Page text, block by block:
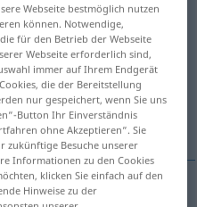
anklicken/antippen)
Webseite bestmöglich nutzen
können. Notwendige,
für den Betrieb der Webseite
Webseite erforderlich sind,
immer auf Ihrem Endgerät
die der Bereitstellung
nur gespeichert, wenn Sie uns
Button Ihr Einverständnis
ohne Akzeptieren“. Sie
zukünftige Besuche unserer
Informationen zu den Cookies
klicken Sie einfach auf den
Hinweise zu der